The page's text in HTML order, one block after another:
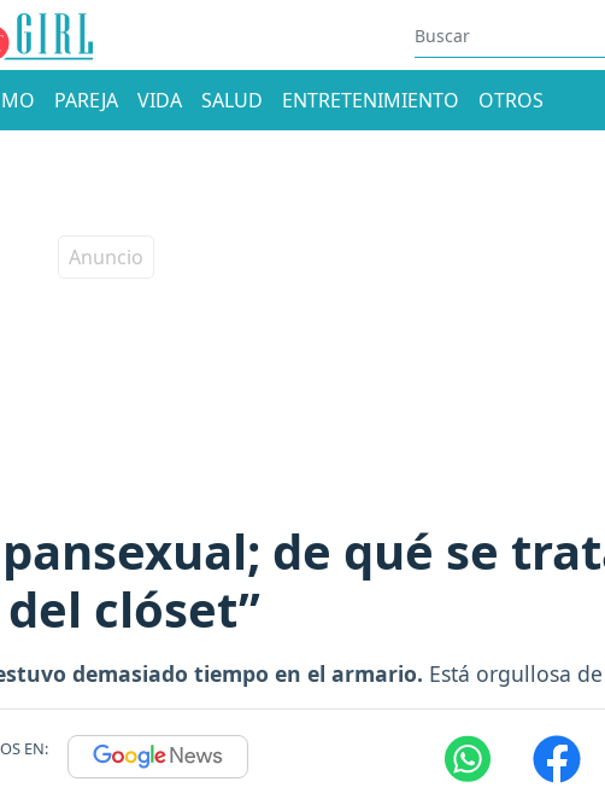
PAREJA VIDA SALUD ENTRETENIMIENTO OTROS
de qué se
clóset”
demasiado tiempo en el armario. Está orgullosa
EN: